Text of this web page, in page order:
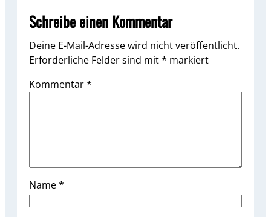
Schreibe einen Kommentar
Deine E-Mail-Adresse wird nicht veröffentlicht.
Erforderliche Felder sind mit* markiert
Kommentar*
Name*